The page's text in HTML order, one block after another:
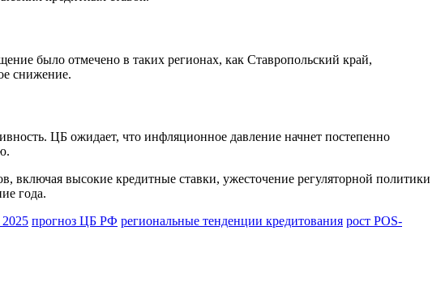
было отмечено в таких регионах, как Ставропольский край,
снижение.
ЦБ ожидает, что инфляционное давление начнет постепенно
включая высокие кредитные ставки, ужесточение регуляторной политики
года.
2025 прогноз ЦБ РФ региональные тенденции кредитования рост POS-